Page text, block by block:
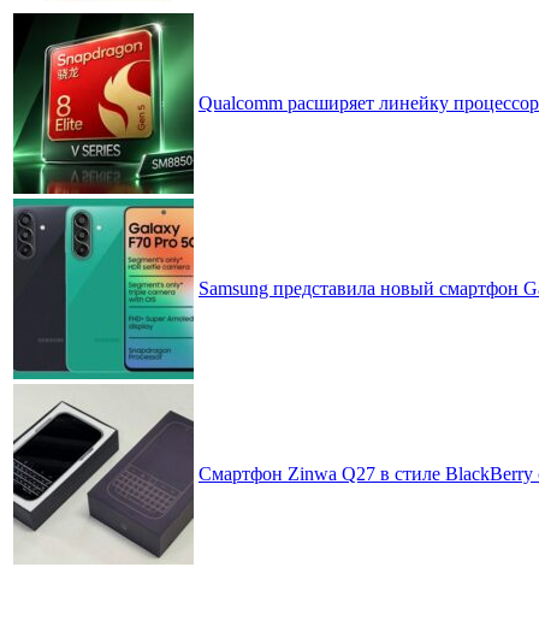
Qualcomm расширяет линейку
Samsung представила новый смартфон
Смартфон Zinwa Q27 в стиле BlackBerry